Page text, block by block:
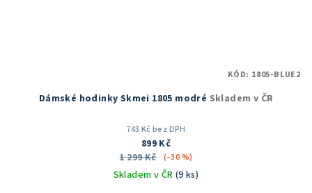
Dámské hodinky Skmei 1805 modré Skladem v ČR
743 Kč bez DPH
899 Kč
1 299 Kč
(–30 %)
Skladem v ČR (9 ks)
KÓD: 1805-BLUE2